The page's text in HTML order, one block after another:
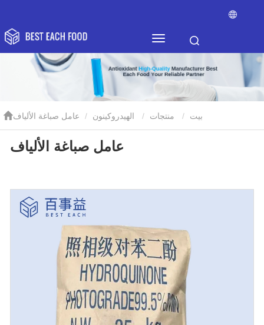
بيت منتجات الهيدروكينون عامل صباغة الألياف
عامل صباغة الألياف